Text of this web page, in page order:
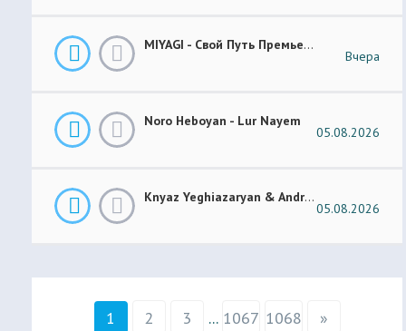
MIYAGI - Свой Путь Премьера 2026
Вчера
Noro Heboyan - Lur Nayem
05.08.2026
Knyaz Yeghiazaryan & Andranik Sirakanyan - Arevi Pes New 2026
05.08.2026
1 2 3 ... 1067 1068 »